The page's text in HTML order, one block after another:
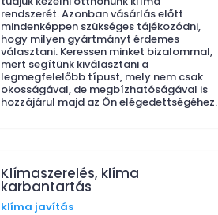
rendszerét. Azonban vásárlás előtt
mindenképpen szükséges tájékozódni,
hogy milyen gyártmányt érdemes
választani. Keressen minket bizalommal,
mert segítünk kiválasztani a
legmegfelelőbb típust, mely nem csak
okosságával, de megbízhatóságával is
hozzájárul majd az Ön elégedettségéhez.
Klímaszerelés, klíma
karbantartás
klíma javítás